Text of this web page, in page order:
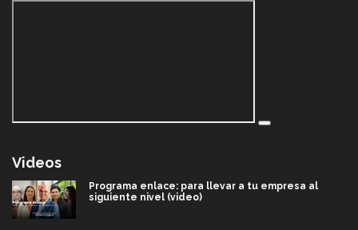
Videos
Programa enlace: para llevar a tu empresa al
siguiente nivel (video)